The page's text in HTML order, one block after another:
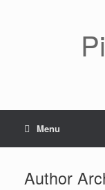
Menu
Author